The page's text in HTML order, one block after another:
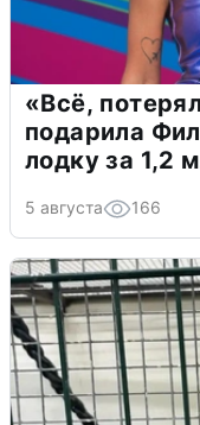
«Всё,
подарила
лодку за 1,2
5 августа 166